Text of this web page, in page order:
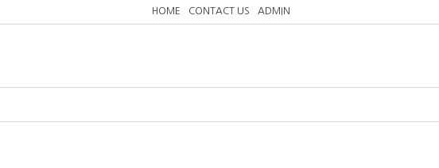
HOME CONTACT US ADMIN